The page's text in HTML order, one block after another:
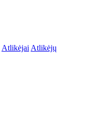
Atlikėjai Atlikėjų